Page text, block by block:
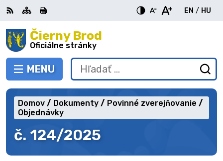
Preskočiť
na
obsah Čierny Brod
Oficiálne stránky
PREPNÚŤ
MENU
RSS MapaTlačiť
EN
English
/ HU
Hľadať:
č. 124/2025
Domov Dokumenty
Povinné zverejňovanie
Objednávky